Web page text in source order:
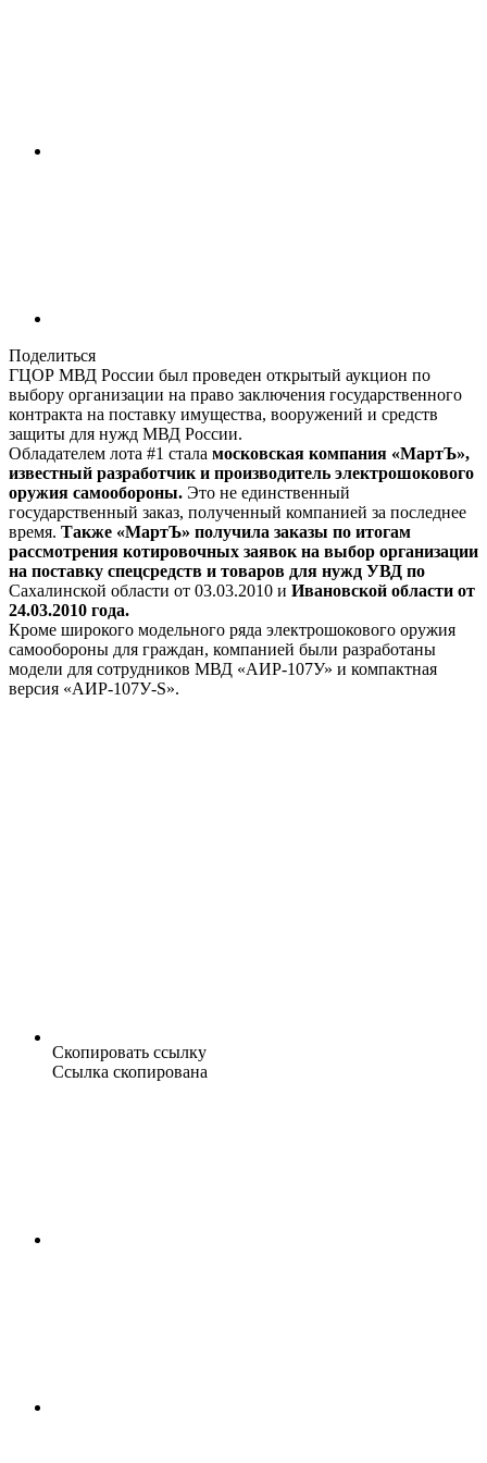
Поделиться
ГЦОР МВД России был проведен открытый аукцион по
выбору организации на право заключения государственного
контракта на поставку имущества, вооружений и средств
защиты для нужд МВД России.
Обладателем лота #1 стала московская компания «МартЪ»,
известный разработчик и производитель электрошокового
оружия самообороны. Это не единственный
государственный заказ, полученный компанией за последнее
время. Также «МартЪ» получила заказы по итогам
рассмотрения котировочных заявок на выбор организации
на поставку спецсредств и товаров для нужд УВД по
Сахалинской области от 03.03.2010 и Ивановской области от
24.03.2010 года.
Кроме широкого модельного ряда электрошокового оружия
самообороны для граждан, компанией были разработаны
модели для сотрудников МВД «АИР-107У» и компактная
версия «АИР-107У-S».
Скопировать ссылку
Ссылка скопирована